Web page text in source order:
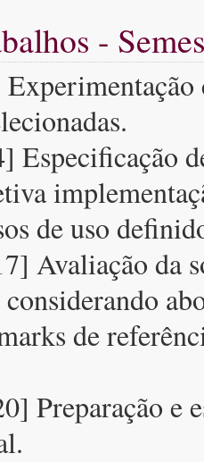
-
Especificação
de uso
Avaliação da
de
Preparação e